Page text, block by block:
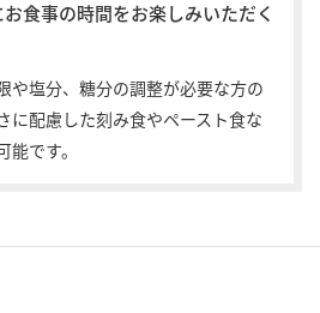
食事の時間をお楽しみいただく
や塩分、糖分の調整が必要な方の
に配慮した刻み食やペースト食な
です。